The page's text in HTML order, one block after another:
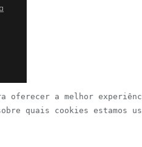
oferecer a melhor
quais cookies estamos